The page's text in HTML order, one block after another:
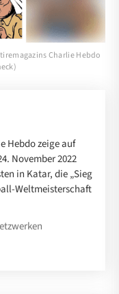
Charlie Hebdo
Hebdo zeige auf
November 2022
in Katar, die „Sieg
Weltmeisterschaft